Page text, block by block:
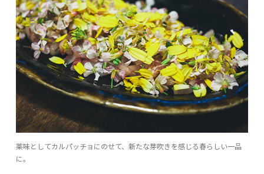
薬味としてカルパッチョにのせて、新たな芽吹きを感じる春らしい一品
に。